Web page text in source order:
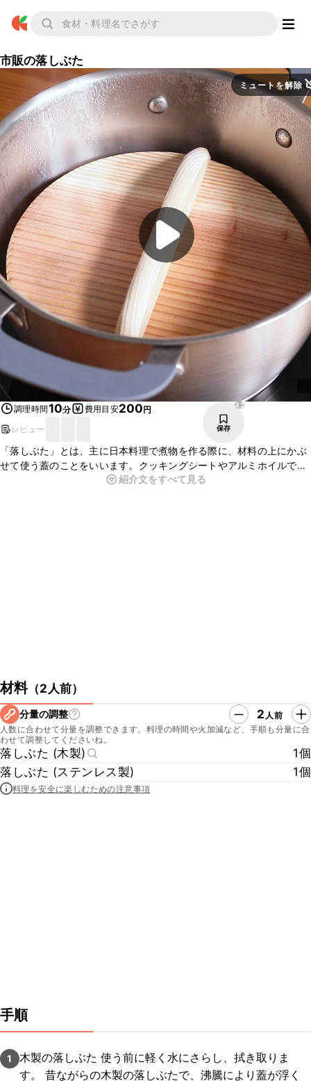
市販の落しぶた
ミュートを解除
調理時間10分 費用目安200円
レビュー
42
保存
「落しぶた」とは、主に日本料理で煮物を作る際に、材料の上にかぶ
せて使う蓋のことをいいます。クッキングシートやアルミホイルで落
しぶたをつくることも増えましたが、市販の落しぶたは繰り返し使っ
紹介文をすべて見る
材料（2人前）
分量の調整 2 人前
人数に合わせて分量を調整できます。料理の時間や火加減など、手順も分量に合
わせて調整してくださいね。
落しぶた (木製)
1個
落しぶた (ステンレス製)
1個
料理を安全に楽しむための注意事項
手順
1
木製の落しぶた 使う前に軽く水にさらし、拭き取りま
す。 昔ながらの木製の落しぶたで、沸騰により蓋が浮く